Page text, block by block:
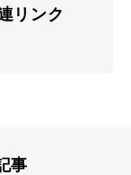
リンク
事